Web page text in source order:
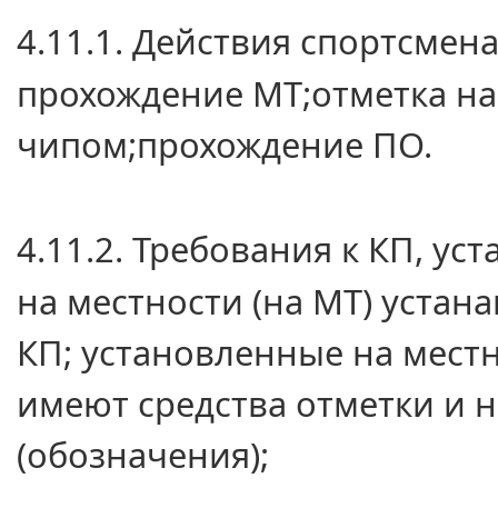
4.11.1. Действия
прохождение МТ;отметка
чипом;прохождение ПО.
4.11.2. Требования к КП,
на местности (на МТ)
КП; установленные на
имеют средства отметки и
(обозначения);